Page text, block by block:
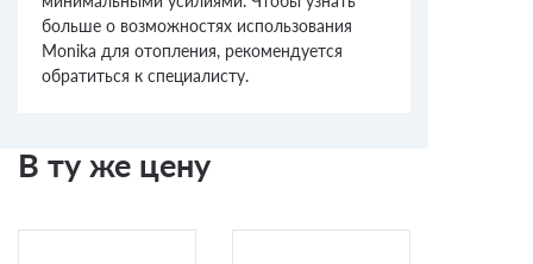
больше о возможностях использования
Monika для отопления, рекомендуется
обратиться к специалисту.
В ту же цену